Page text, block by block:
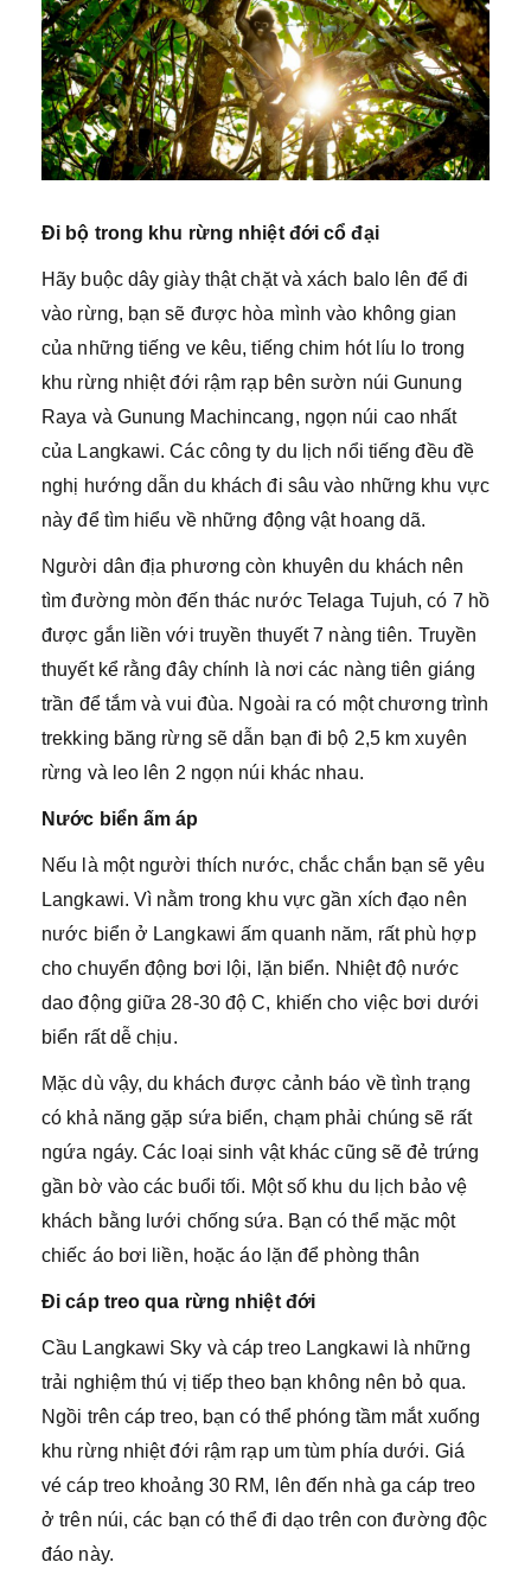
Đi bộ trong khu rừng nhiệt đới cổ đại
Hãy buộc dây giày thật chặt và xách balo lên để đi
vào rừng, bạn sẽ được hòa mình vào không gian
của những tiếng ve kêu, tiếng chim hót líu lo trong
khu rừng nhiệt đới rậm rạp bên sườn núi Gunung
Raya và Gunung Machincang, ngọn núi cao nhất
của Langkawi. Các công ty du lịch nổi tiếng đều đề
nghị hướng dẫn du khách đi sâu vào những khu vực
này để tìm hiểu về những động vật hoang dã.
Người dân địa phương còn khuyên du khách nên
tìm đường mòn đến thác nước Telaga Tujuh, có 7 hồ
được gắn liền với truyền thuyết 7 nàng tiên. Truyền
thuyết kể rằng đây chính là nơi các nàng tiên giáng
trần để tắm và vui đùa. Ngoài ra có một chương trình
trekking băng rừng sẽ dẫn bạn đi bộ 2,5 km xuyên
rừng và leo lên 2 ngọn núi khác nhau.
Nước biển ấm áp
Nếu là một người thích nước, chắc chắn bạn sẽ yêu
Langkawi. Vì nằm trong khu vực gần xích đạo nên
nước biển ở Langkawi ấm quanh năm, rất phù hợp
cho chuyển động bơi lội, lặn biển. Nhiệt độ nước
dao động giữa 28-30 độ C, khiến cho việc bơi dưới
biển rất dễ chịu.
Mặc dù vậy, du khách được cảnh báo về tình trạng
có khả năng gặp sứa biển, chạm phải chúng sẽ rất
ngứa ngáy. Các loại sinh vật khác cũng sẽ đẻ trứng
gần bờ vào các buổi tối. Một số khu du lịch bảo vệ
khách bằng lưới chống sứa. Bạn có thể mặc một
chiếc áo bơi liền, hoặc áo lặn để phòng thân
Đi cáp treo qua rừng nhiệt đới
Cầu Langkawi Sky và cáp treo Langkawi là những
trải nghiệm thú vị tiếp theo bạn không nên bỏ qua.
Ngồi trên cáp treo, bạn có thể phóng tầm mắt xuống
khu rừng nhiệt đới rậm rạp um tùm phía dưới. Giá
vé cáp treo khoảng 30 RM, lên đến nhà ga cáp treo
ở trên núi, các bạn có thể đi dạo trên con đường độc
đáo này.